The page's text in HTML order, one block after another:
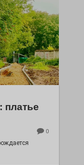
платье
0